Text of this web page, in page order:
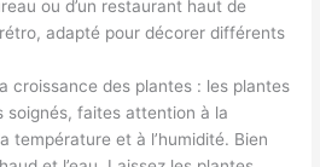
ou d’un restaurant haut de
adapté pour décorer différents
croissance des plantes : les plantes
soignés, faites attention à la
température et à l’humidité. Bien